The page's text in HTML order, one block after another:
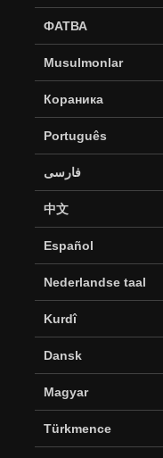
ФАТВА
Musulmonlar
Кораника
Português
فارسی
中文
Español
Nederlandse taal
Kurdî
Dansk
Magyar
Türkmence